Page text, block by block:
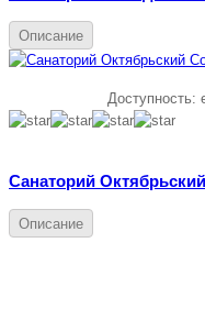
Описание
Доступность:
Санаторий
Описание